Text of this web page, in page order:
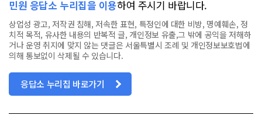
민원 응답소 누리집을 이용하여 주시기 바랍니다.
상업성 광고, 저작권 침해, 저속한 표현, 특정인에 대한 비방, 명예훼손, 정
치적 목적, 유사한 내용의 반복적 글, 개인정보 유출,그 밖에 공익을 저해하
거나 운영 취지에 맞지 않는 댓글은 서울특별시 조례 및 개인정보보호법에
의해 통보없이 삭제될 수 있습니다.
응답소 누리집 바로가기